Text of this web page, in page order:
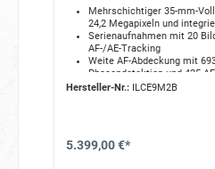
Mehrschichtiger 35-mm-
24,2 Megapixeln und
Serienaufnahmen mit 20
AF-/AE-Tracking
Weite AF-Abdeckung mit
Phasendetektion und 425
Kontrastdetektion
Hersteller-Nr.:ILCE9M2B
5.399,00 €*